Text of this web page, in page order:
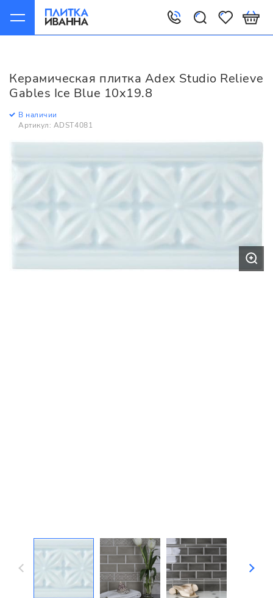
Керамическая плитка Adex Studio Relieve
Gables Ice Blue 10x19.8
В наличии
Артикул: ADST4081